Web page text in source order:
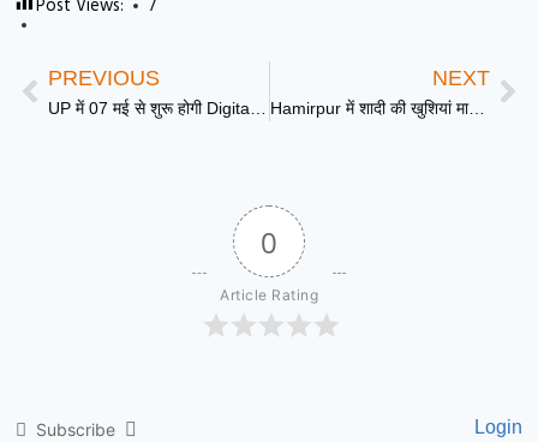
Post Views: 7
PREVIOUS NEXT
Hamirpur में शादी की खुशियां मातम में बदली: यमुना में नाव पलटने से 4 बच्चे लापता, इलाके में हड़कंप
0
Article Rating
Subscribe Login